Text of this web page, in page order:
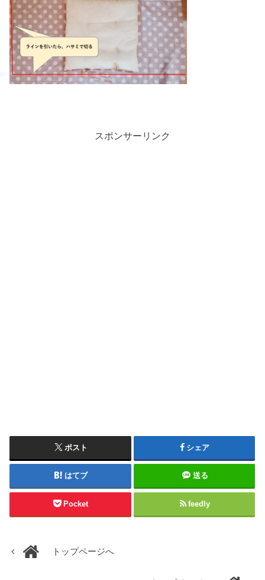
スポンサーリンク
ポスト シェア
はてブ 送る
Pocket feedly
トップページへ